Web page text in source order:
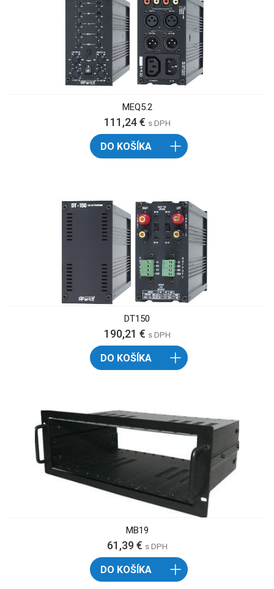
MEQ5.2
111,24 € s DPH
DO KOŠÍKA
DT150
190,21 € s DPH
DO KOŠÍKA
MB19
61,39 € s DPH
DO KOŠÍKA